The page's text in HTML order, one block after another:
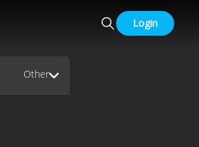
Login
Other